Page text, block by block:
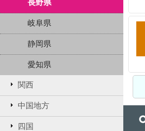
長野県
岐阜県
静岡県
愛知県
関西
中国地方
四国